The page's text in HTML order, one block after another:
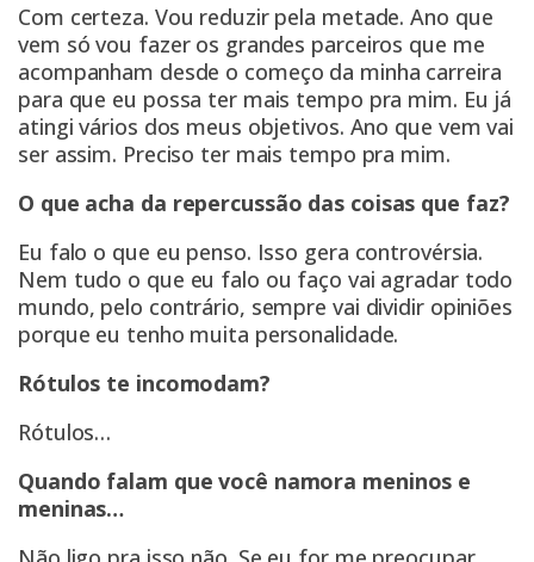
Com certeza. Vou reduzir pela metade. Ano que
vem só vou fazer os grandes parceiros que me
acompanham desde o começo da minha carreira
para que eu possa ter mais tempo pra mim. Eu já
atingi vários dos meus objetivos. Ano que vem vai
ser assim. Preciso ter mais tempo pra mim.
O que acha da repercussão das coisas que faz?
Eu falo o que eu penso. Isso gera controvérsia.
Nem tudo o que eu falo ou faço vai agradar todo
mundo, pelo contrário, sempre vai dividir opiniões
porque eu tenho muita personalidade.
Rótulos te incomodam?
Rótulos…
Quando falam que você namora meninos e
meninas…